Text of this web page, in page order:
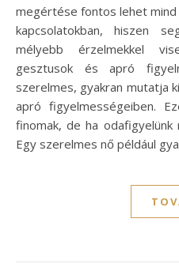
megértése fontos lehet mind
kapcsolatokban, hiszen
mélyebb érzelmekkel
gesztusok és apró
szerelmes, gyakran mutatja
apró figyelmességeiben.
finomak, de ha odafigyelünk
Egy szerelmes nő például